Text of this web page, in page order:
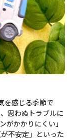
を感じる季節で
思わぬトラブルに
がかかりにくい」
不安定」といった